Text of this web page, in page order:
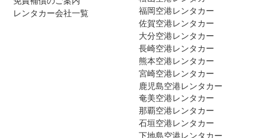
レンタカー会社一覧
福岡空港レンタカー
佐賀空港レンタカー
大分空港レンタカー
長崎空港レンタカー
熊本空港レンタカー
宮崎空港レンタカー
鹿児島空港レンタカー
奄美空港レンタカー
那覇空港レンタカー
石垣空港レンタカー
下地島空港レンタカー